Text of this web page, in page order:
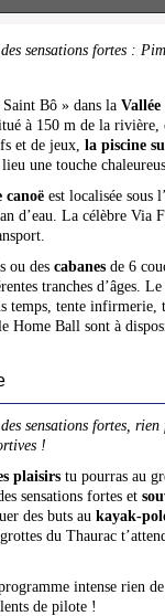
des sensations fortes :
Bô » dans la
à 150 m de la rivière,
et de jeux, la piscine
une touche
canoë est localisée sous
d’eau. La célèbre Via
ou des cabanes de 6
tranches d’âges.
temps, tente infirmerie,
Home Ball sont à
des sensations fortes,
!
plaisirs tu pourras au
sensations fortes et
des buts au kayak-
du Thaurac
intense rien
de pilote !